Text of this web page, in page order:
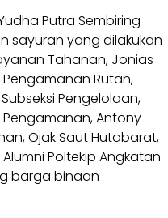
Putra Sembiring
sayuran yang dilakukan
Tahanan, Jonias
Rutan,
Pengelolaan,
Pengamanan, Antony
Ojak Saut Hutabarat,
Poltekip Angkatan
barga binaan